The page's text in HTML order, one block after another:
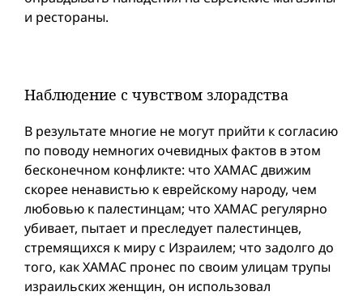
и рестораны.
Наблюдение с чувством злорадства
В результате многие не могут прийти к согласию
по поводу немногих очевидных фактов в этом
бесконечном конфликте: что ХАМАС движим
скорее ненавистью к еврейскому народу, чем
любовью к палестинцам; что ХАМАС регулярно
убивает, пытает и преследует палестинцев,
стремящихся к миру с Израилем; что задолго до
того, как ХАМАС пронес по своим улицам трупы
израильских женщин, он использовал